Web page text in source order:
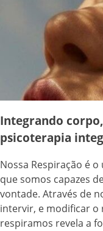
Integrando
psicoterapia
Nossa Respiração é
que somos capazes
vontade. Através de
intervir, e modificar o
respiramos revela a